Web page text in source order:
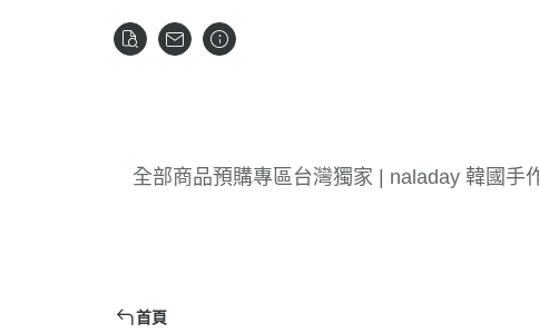
全部商品預購專區台灣獨家 | naladay 韓國手
首頁